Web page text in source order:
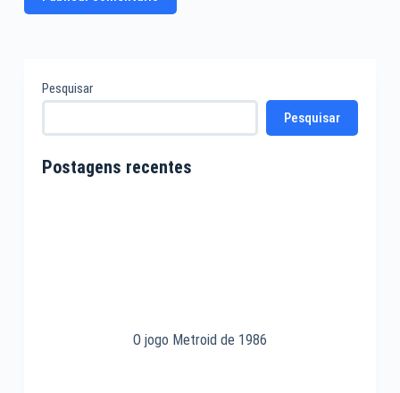
Pesquisar
Pesquisar
Postagens recentes
O jogo Metroid de 1986